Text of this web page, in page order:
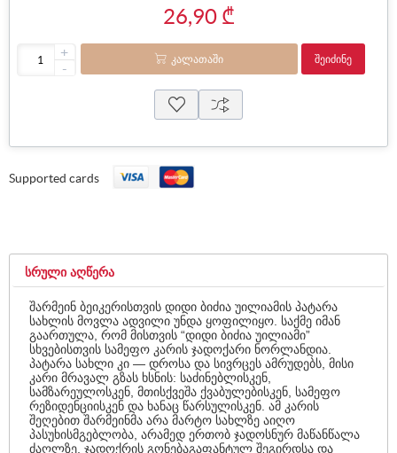
26,90 ₾
+
-
ᲙᲐᲚᲐᲗᲐᲨᲘ ᲨᲔᲘᲫᲘᲜᲔ
Supported cards
ᲡᲠᲣᲚᲘ ᲐᲦᲬᲔᲠᲐ
შარმეინ ბეიკერისთვის დიდი ბიძია უილიამის პატარა
სახლის მოვლა ადვილი უნდა ყოფილიყო. საქმე იმან
გაართულა, რომ მისთვის “დიდი ბიძია უილიამი”
სხვებისთვის სამეფო კარის ჯადოქარი ნორლანდია.
პატარა სახლი კი — დროსა და სივრცეს ამრუდებს, მისი
კარი მრავალ გზას ხსნის: საძინებლისკენ,
სამზარეულოსკენ, მთისქვეშა ქვაბულებისკენ, სამეფო
რეზიდენციისკენ და ხანაც წარსულისკენ. ამ კარის
შეღებით შარმეინმა არა მარტო სახლზე აიღო
პასუხისმგებლობა, არამედ ერთობ ჯადოსნურ მაწანწალა
ძაღლზე, ჯადოქრის გონებაგაფანტულ შეგირდსა და